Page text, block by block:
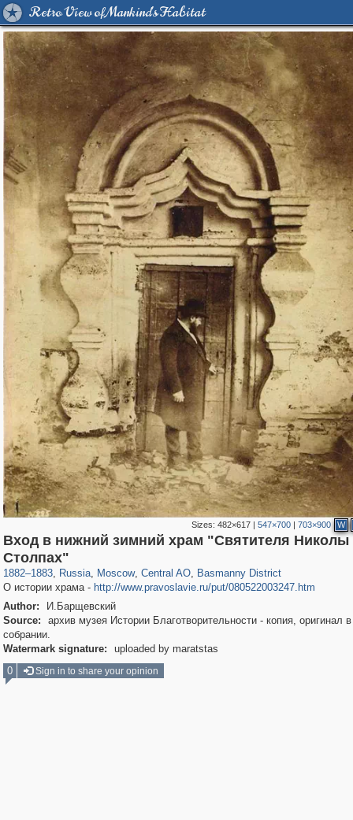
Retro View of Mankind's Habitat
Sizes: 482×617| 547×700| 703×900 W
Вход в нижний зимний храм "Святителя Николы
Столпах"
1882–1883, Russia, Moscow
319,882
, Central AO, Basmanny District
О истории храма - http://www.pravoslavie.ru/put/080522003247.htm
Author:
И.Барщевский
Source:
архив музея Истории Благотворительности - копия, оригинал
собрании.
Watermark signature:
uploaded by maratstas
0
Sign in to share your opinion